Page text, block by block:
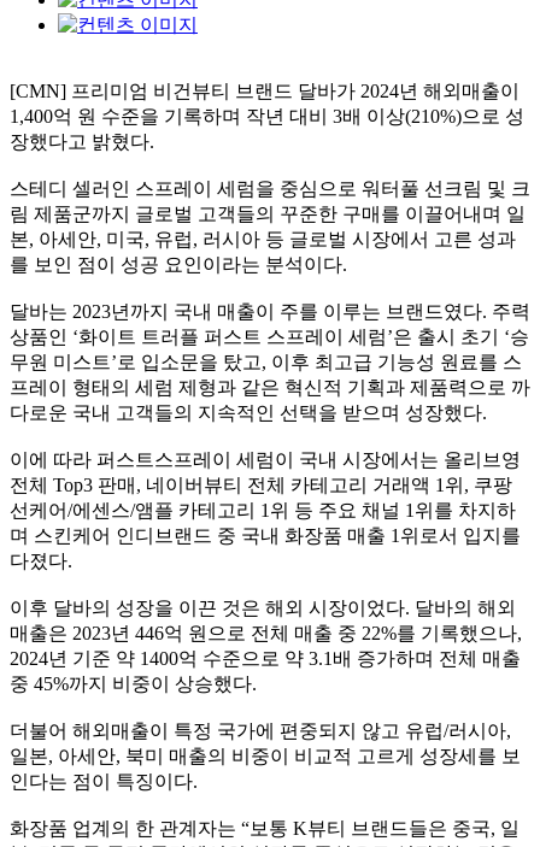
[CMN] 프리미엄 비건뷰티 브랜드 달바가 2024년 해외매출이
1,400억 원 수준을 기록하며 작년 대비 3배 이상(210%)으로 성
장했다고 밝혔다.
스테디 셀러인 스프레이 세럼을 중심으로 워터풀 선크림 및 크
림 제품군까지 글로벌 고객들의 꾸준한 구매를 이끌어내며 일
본, 아세안, 미국, 유럽, 러시아 등 글로벌 시장에서 고른 성과
를 보인 점이 성공 요인이라는 분석이다.
달바는 2023년까지 국내 매출이 주를 이루는 브랜드였다. 주력
상품인 ‘화이트 트러플 퍼스트 스프레이 세럼’은 출시 초기 ‘승
무원 미스트’로 입소문을 탔고, 이후 최고급 기능성 원료를 스
프레이 형태의 세럼 제형과 같은 혁신적 기획과 제품력으로 까
다로운 국내 고객들의 지속적인 선택을 받으며 성장했다.
이에 따라 퍼스트스프레이 세럼이 국내 시장에서는 올리브영
전체 Top3 판매, 네이버뷰티 전체 카테고리 거래액 1위, 쿠팡
선케어/에센스/앰플 카테고리 1위 등 주요 채널 1위를 차지하
며 스킨케어 인디브랜드 중 국내 화장품 매출 1위로서 입지를
다졌다.
이후 달바의 성장을 이끈 것은 해외 시장이었다. 달바의 해외
매출은 2023년 446억 원으로 전체 매출 중 22%를 기록했으나,
2024년 기준 약 1400억 수준으로 약 3.1배 증가하며 전체 매출
중 45%까지 비중이 상승했다.
더불어 해외매출이 특정 국가에 편중되지 않고 유럽/러시아,
일본, 아세안, 북미 매출의 비중이 비교적 고르게 성장세를 보
인다는 점이 특징이다.
화장품 업계의 한 관계자는 “보통 K뷰티 브랜드들은 중국, 일